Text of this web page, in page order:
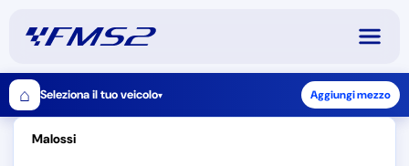
⌂ Seleziona il tuo veicolo▾ Aggiungi mezzo
Malossi